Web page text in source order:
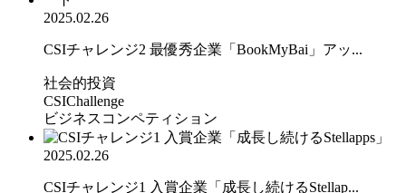
2025.02.26
CSIチャレンジ2 最優秀企業「BookMyBai」アッ...
社会的投資
CSIChallenge
ビジネスコンペティション
2025.02.26
CSIチャレンジ1 入賞企業「成長し続けるStellap...